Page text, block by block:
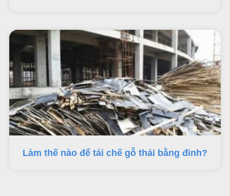
Làm thế nào để tái chế gỗ thải bằng đinh?